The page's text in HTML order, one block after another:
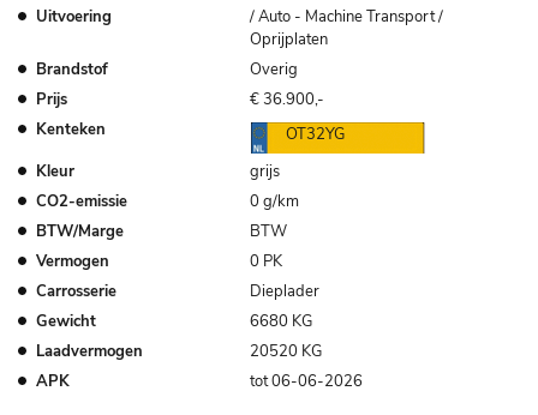
Uitvoering
/ Auto - Machine Transport /
Oprijplaten
Brandstof
Overig
Prijs
€ 36.900,-
Kenteken
OT32YG
Kleur
grijs
CO2-emissie
0 g/km
BTW/Marge
BTW
Vermogen
0 PK
Carrosserie
Dieplader
Gewicht
6680 KG
Laadvermogen
20520 KG
APK
tot 06-06-2026